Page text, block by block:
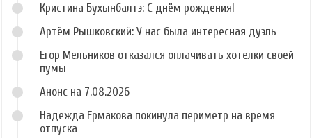
Кристина Бухынбалтэ: С днём рождения!
Артём Рышковский: У нас была интересная дуэль
Егор Мельников отказался оплачивать хотелки своей
пумы
Анонс на 7.08.2026
Надежда Ермакова покинула периметр на время
отпуска